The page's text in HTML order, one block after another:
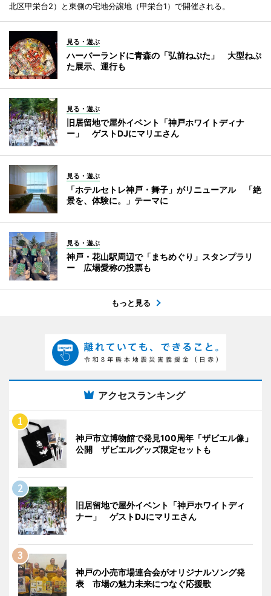
北区甲栄台2）と東側の宅地分譲地（甲栄台1）で開催される。
見る・遊ぶ
ハーバーランドに青森の「弘前ねぷた」 大型ねぷ
た展示、運行も
見る・遊ぶ
旧居留地で屋外イベント「神戸ホワイトディナ
ー」 ゲストDJにマリエさん
見る・遊ぶ
「ホテルセトレ神戸・舞子」がリニューアル 「絶
景を、体験に。」テーマに
見る・遊ぶ
神戸・花山駅周辺で「まちめぐり」スタンプラリ
ー 広場愛称の投票も
もっと見る
アクセスランキング
神戸市立博物館で発見100周年「ザビエル像」
公開 ザビエルグッズ限定セットも
旧居留地で屋外イベント「神戸ホワイトディ
ナー」 ゲストDJにマリエさん
神戸の小売市場連合会がオリジナルソング発
表 市場の魅力未来につなぐ応援歌